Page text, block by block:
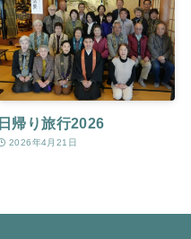
日帰り旅行2026
2026年4月21日